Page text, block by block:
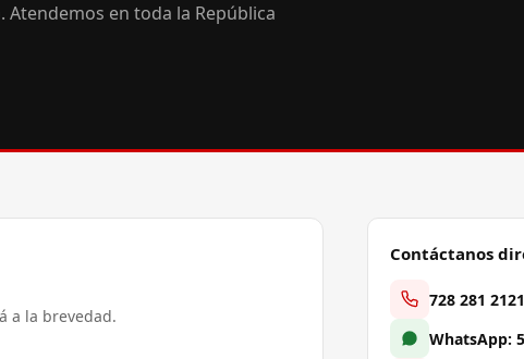
en toda la República
a la brevedad.
Contáctanos
728 281 2121
WhatsApp: